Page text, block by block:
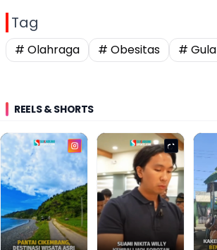
Tag
# Olahraga # Obesitas # Gula
REELS & SHORTS